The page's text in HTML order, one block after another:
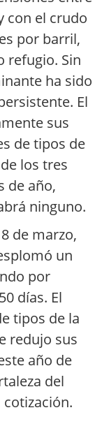
con el crudo
por barril,
refugio. Sin
ha sido
El
sus
de tipos de
los tres
de año,
ninguno.
de marzo,
un
por
días. El
tipos de la
redujo sus
año de
del